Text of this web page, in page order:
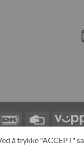
DanKort
Credit
Card
MIN KONTO ALL
å trykke "ACCEPT"